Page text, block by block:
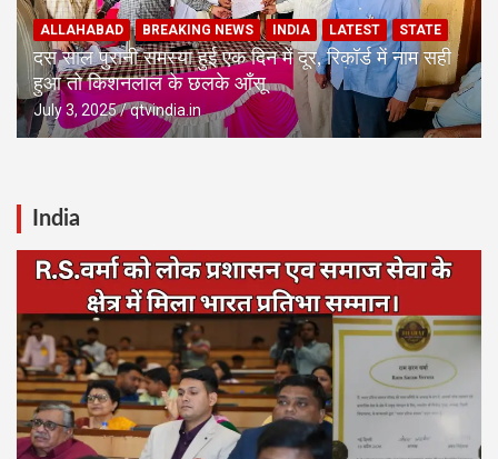
ALLAHABAD BREAKING NEWS INDIA LATEST STATE
दस साल पुरानी समस्या हुई एक दिन में दूर, रिकॉर्ड में नाम सही
हुआ तो किशनलाल के छलके आँसू
July 3, 2025 qtvindia.in
India